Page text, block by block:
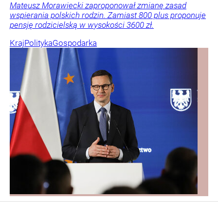
Mateusz Morawiecki zaproponował zmianę zasad
wspierania polskich rodzin. Zamiast 800 plus proponuje
pensję rodzicielską w wysokości 3600 zł.
KrajPolitykaGospodarka